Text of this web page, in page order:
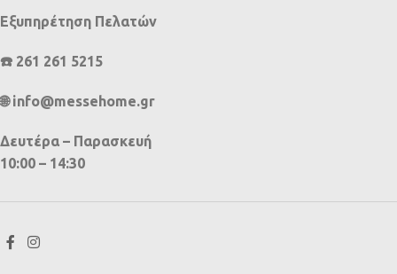
Εξυπηρέτηση Πελατών
☎️ 261 261 5215
🌐 info@messehome.gr
Δευτέρα – Παρασκευή
10:00 – 14:30